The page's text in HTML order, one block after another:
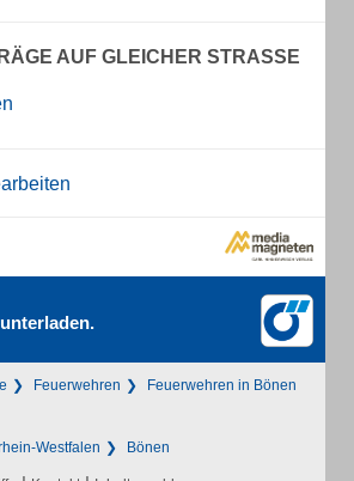
AUF GLEICHER STRASSE
Feuerwehren
Feuerwehren in Bönen
Westfalen Bönen